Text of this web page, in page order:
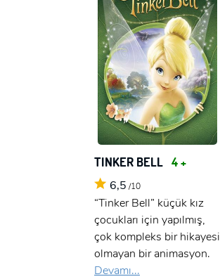
TINKER BELL 4 +
6,5 /10
“Tinker Bell” küçük kız
çocukları için yapılmış,
çok kompleks bir hikayesi
olmayan bir animasyon.
Devamı...